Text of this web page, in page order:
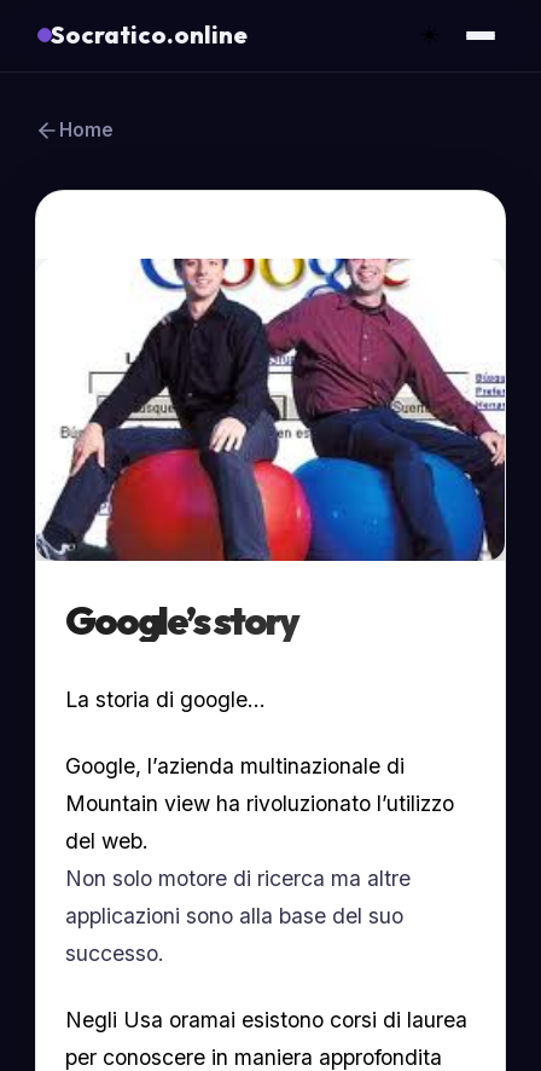
Socratico.online ☀️
Home
Google’s story
La storia di google…
Google, l’azienda multinazionale di
Mountain view ha rivoluzionato l’utilizzo
del web.
Non solo motore di ricerca ma altre
applicazioni sono alla base del suo
successo.
Negli Usa oramai esistono corsi di laurea
per conoscere in maniera approfondita